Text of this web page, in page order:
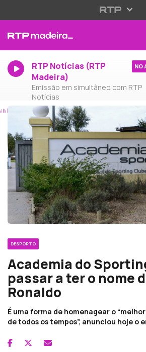
RTP Notícias (RTP
Madeira)
Emissão em simultâneo com RTP
Notícias
NO
DESPORTO
Academia do
passar a ter o nome
Ronaldo
É uma forma de homenagear o
de todos os tempos”, anunciou hoje o